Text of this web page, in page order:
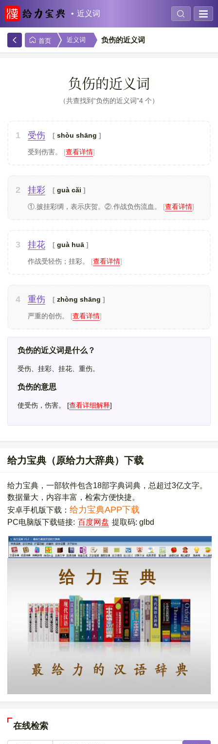
近义词
首页 近义词 负伤的近义词
负伤的近义词
共查找到“负伤的近义词”4 个
受伤 shòu shāng
受到伤害。 [查看详情]
1
挂彩 guà căi
①.披挂彩绸，表示庆贺。②.作战负伤流血。 [查看详情]
2
挂花 guà huā
作战受轻伤；挂彩。 [查看详情]
3
重伤 zhòng shāng
严重的创伤。 [查看详情]
4
负伤的近义词是什么？
受伤、挂彩、挂花、重伤。
负伤的意思
使受伤，伤害。 [查看详细解释]
给力宝典（原给力大辞典）下载
给力宝典，一部软件包含18部字典词典，总超过3亿文字。
数据量大，内容丰富，检索方便快捷。
安卓手机版下载： 给力宝典APP下载
PC电脑版下载链接: 百度网盘 提取码: glbd
在线检索